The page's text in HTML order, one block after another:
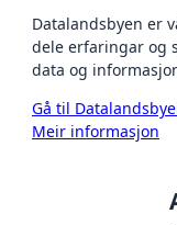
Datalandsbyen er
dele erfaringar og
data og
Gå til
Meir informasjon